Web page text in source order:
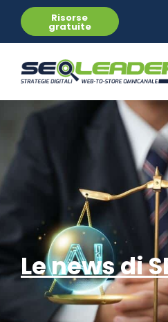
Risorse
gratuite
Le news di